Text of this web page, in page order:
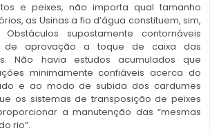
e peixes, não importa qual tamanho
as Usinas a fio d’água constituem, sim,
supostamente contornáveis
de aprovação a toque de caixa das
Não havia estudos acumulados que
minimamente confiáveis acerca do
e ao modo de subida dos cardumes
os sistemas de transposição de peixes
a manutenção das “mesmas
rio”.